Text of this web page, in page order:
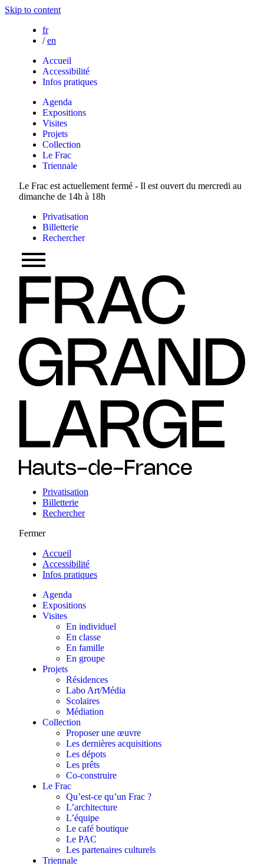
Skip to content
fr
/ en
Accueil
Accessibilité
Infos pratiques
Agenda
Expositions
Visites
Projets
Collection
Le Frac
Triennale
Le Frac est actuellement fermé - Il est ouvert du mercredi au
dimanche de 14h à 18h
Privatisation
Billetterie
Rechercher
Privatisation
Billetterie
Rechercher
Fermer
Accueil
Accessibilité
Infos pratiques
Agenda
Expositions
Visites
En individuel
En classe
En famille
En groupe
Projets
Résidences
Labo Art/Média
Scolaires
Médiation
Collection
Proposer une œuvre
Les dernières acquisitions
Les dépots
Les prêts
Co-construire
Le Frac
Qu’est-ce qu’un Frac ?
L’architecture
L’équipe
Le café boutique
Le PAC
Les partenaires culturels
Triennale